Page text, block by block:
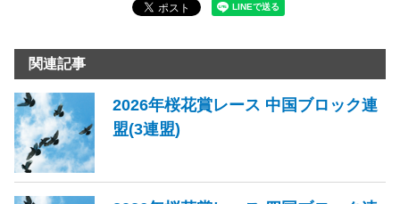
関連記事
2026年桜花賞レース 中国ブロック連
盟(3連盟)